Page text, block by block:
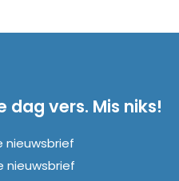
dag vers. Mis niks!
nieuwsbrief
nieuwsbrief